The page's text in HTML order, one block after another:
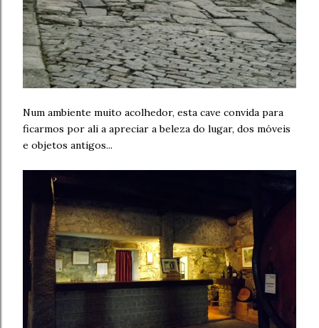
Num ambiente muito acolhedor, esta cave convida para
ficarmos por ali a apreciar a beleza do lugar, dos móveis
e objetos antigos...